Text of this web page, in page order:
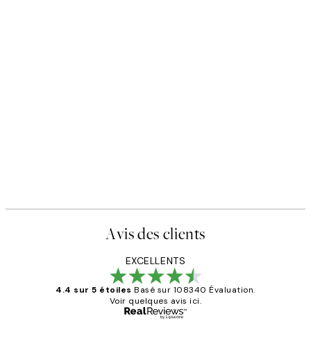
Avis des clients
EXCELLENTS
4.4 sur 5 étoiles Basé sur 108340 Évaluation.
Voir quelques avis ici.